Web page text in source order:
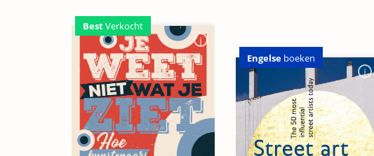
BestVerkocht
Engelse boeken